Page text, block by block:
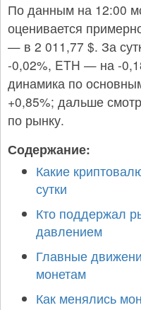
По данным на 12:00
оценивается
— в 2 011,77 $. За
-0,02%, ETH — на -
динамика по
+0,85%; дальше
по рынку.
Содержание:
Какие
сутки
Кто поддержал
давлением
Главные
монетам
Как менялись